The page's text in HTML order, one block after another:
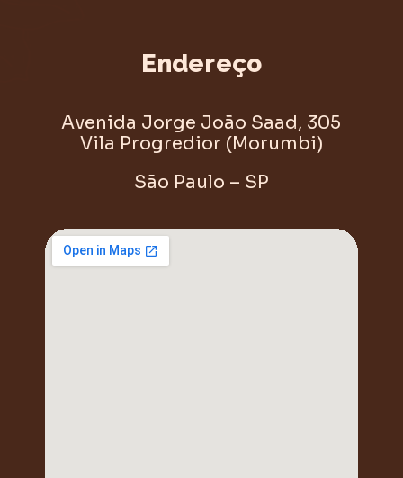
Endereço
Avenida Jorge João Saad, 305
Vila Progredior (Morumbi)
São Paulo – SP